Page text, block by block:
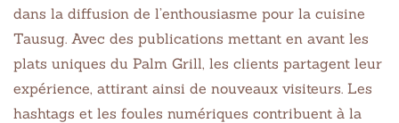
dans la diffusion de l’enthousiasme pour la cuisine
Tausug. Avec des publications mettant en avant les
plats uniques du Palm Grill, les clients partagent leur
expérience, attirant ainsi de nouveaux visiteurs. Les
hashtags et les foules numériques contribuent à la